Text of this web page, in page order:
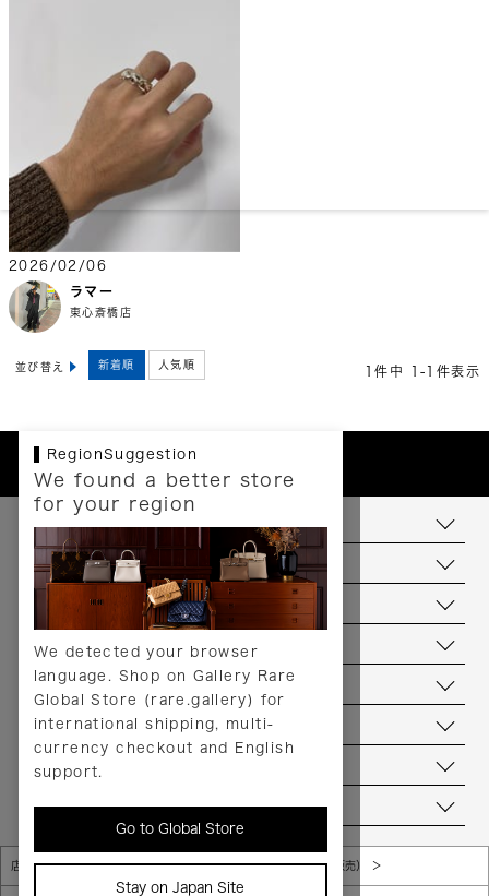
2026/02/06
ラマー
東心斎橋店
並び替え 新着順 人気順 1件中 1 - 1 件表示
RegionSuggestion
We found a better store
for your region
We detected your browser
language. Shop on Gallery Rare
Global Store (rare.gallery) for
international shipping, multi-
currency checkout and English
support.
Go to Global Store
Stay on Japan Site
お支払いについて
配送について
送料について
返品について
サービス
ヘルプ
お問い合わせ
当店について
店舗一覧 販売規約（店頭販売）